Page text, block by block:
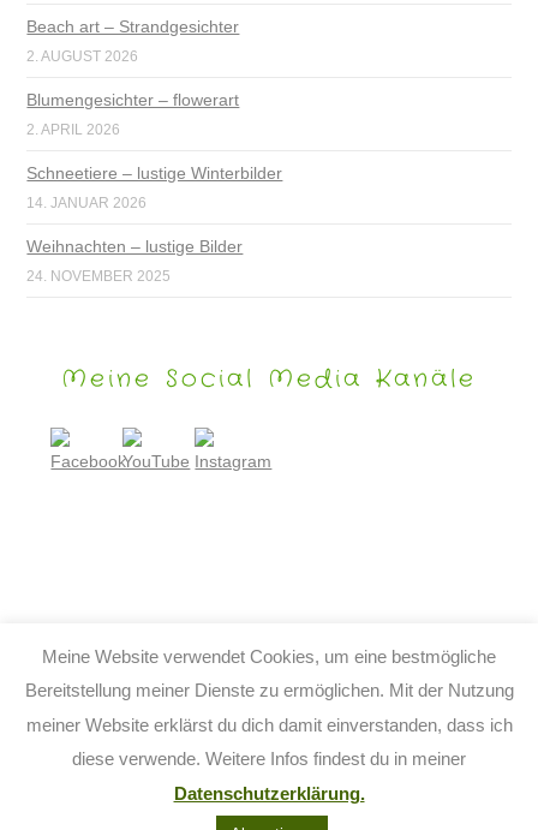
Beach art – Strandgesichter
2. AUGUST 2026
Blumengesichter – flowerart
2. APRIL 2026
Schneetiere – lustige Winterbilder
14. JANUAR 2026
Weihnachten – lustige Bilder
24. NOVEMBER 2025
Meine Social Media Kanäle
Meine Website verwendet Cookies, um eine bestmögliche
Bereitstellung meiner Dienste zu ermöglichen. Mit der Nutzung
meiner Website erklärst du dich damit einverstanden, dass ich
diese verwende. Weitere Infos findest du in meiner
Datenschutzerklärung.